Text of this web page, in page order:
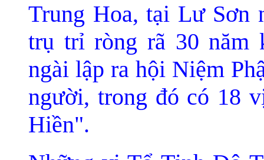
Trung Hoa, tại Lư Sơn
trụ trỉ ròng rã 30 năm
ngài lập ra hội Niệm
người, trong đó có 18
Hiền".